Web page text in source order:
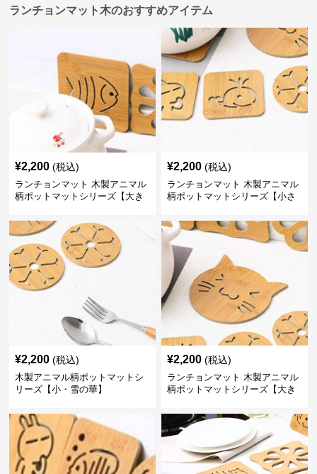
ランチョンマット木のおすすめアイテム
¥2,200 (税込)
ランチョンマット 木製アニマル
柄ポットマットシリーズ【大き
¥2,200 (税込)
ランチョンマット 木製アニマル
柄ポットマットシリーズ【小さ
¥2,200 (税込)
木製アニマル柄ポットマットシ
リーズ【小・雪の華】
¥2,200 (税込)
ランチョンマット 木製アニマル
柄ポットマットシリーズ【大き